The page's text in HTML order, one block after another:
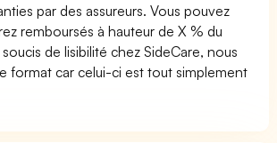
par des assureurs. Vous pouvez
remboursés à hauteur de X % du
soucis de lisibilité chez SideCare, nous
format car celui-ci est tout simplement